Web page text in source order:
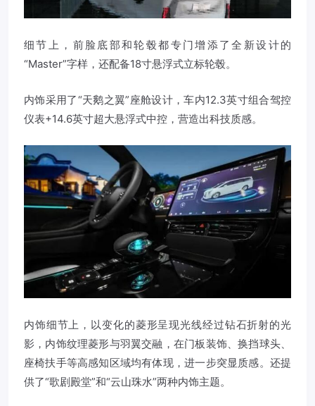
细节上，前脸底部和轮毂都专门增添了全新设计的
“Master”字样，还配备18寸悬浮式立标轮毂。
内饰采用了“天鹅之翼”座舱设计，车内12.3英寸组合驾控
仪表+14.6英寸超大悬浮式中控，营造出科技质感。
内饰细节上，以变化的菱形呈现光线经过钻石折射的光
影，内饰纹理菱形与羽翼交融，在门板装饰、换挡球头、
座椅扶手等高感知区域均有体现，进一步突显质感。还提
供了“歌剧殿堂”和“云山珠水”两种内饰主题。